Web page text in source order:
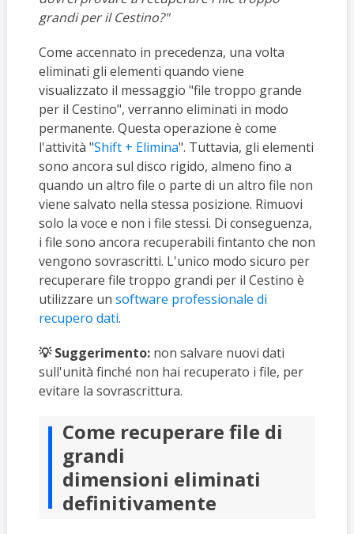
grandi per il Cestino?"
Come accennato in precedenza, una volta
eliminati gli elementi quando viene
visualizzato il messaggio "file troppo grande
per il Cestino", verranno eliminati in modo
permanente. Questa operazione è come
l'attività "Shift + Elimina". Tuttavia, gli elementi
sono ancora sul disco rigido, almeno fino a
quando un altro file o parte di un altro file non
viene salvato nella stessa posizione. Rimuovi
solo la voce e non i file stessi. Di conseguenza,
i file sono ancora recuperabili fintanto che non
vengono sovrascritti. L'unico modo sicuro per
recuperare file troppo grandi per il Cestino è
utilizzare un software professionale di
recupero dati.
💡 Suggerimento:non salvare nuovi dati
sull'unità finché non hai recuperato i file, per
evitare la sovrascrittura.
Come recuperare file di
grandi
dimensioni eliminati
definitivamente